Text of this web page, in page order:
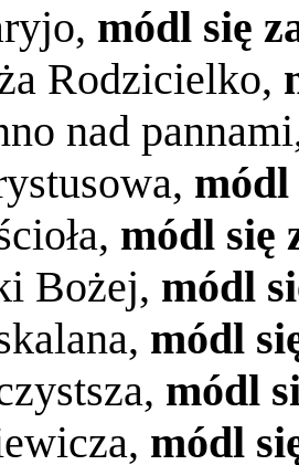
módl się
Rodzicielko,
nad
módl
módl się
Bożej, módl
módl
módl
módl